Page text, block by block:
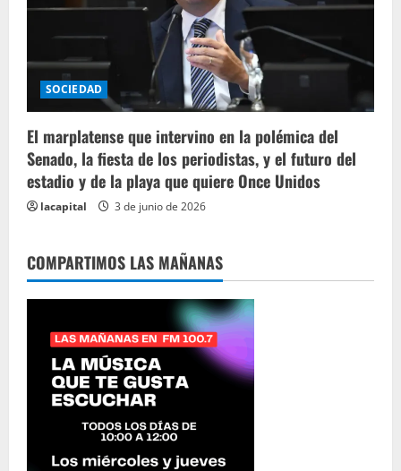
SOCIEDAD
El marplatense que intervino en la polémica del
Senado, la fiesta de los periodistas, y el futuro del
estadio y de la playa que quiere Once Unidos
lacapital 3 de junio de 2026
COMPARTIMOS LAS MAÑANAS